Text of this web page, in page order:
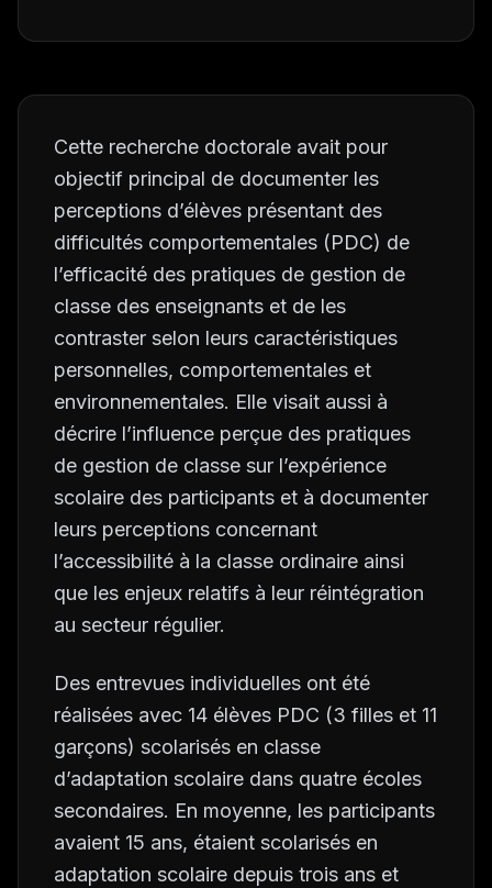
Cette recherche doctorale avait pour
objectif principal de documenter les
perceptions d’élèves présentant des
difficultés comportementales (PDC) de
l’efficacité des pratiques de gestion de
classe des enseignants et de les
contraster selon leurs caractéristiques
personnelles, comportementales et
environnementales. Elle visait aussi à
décrire l’influence perçue des pratiques
de gestion de classe sur l’expérience
scolaire des participants et à documenter
leurs perceptions concernant
l’accessibilité à la classe ordinaire ainsi
que les enjeux relatifs à leur réintégration
au secteur régulier.
Des entrevues individuelles ont été
réalisées avec 14 élèves PDC (3 filles et 11
garçons) scolarisés en classe
d’adaptation scolaire dans quatre écoles
secondaires. En moyenne, les participants
avaient 15 ans, étaient scolarisés en
adaptation scolaire depuis trois ans et